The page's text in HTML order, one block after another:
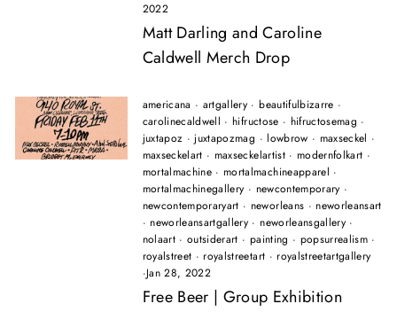
2022
Matt Darling and Caroline
Caldwell Merch Drop
americana · artgallery ·beautifulbizarre ·
carolinecaldwell · hifructose · hifructosemag ·
juxtapoz ·juxtapozmag · lowbrow · maxseckel ·
maxseckelart · maxseckelartist· modernfolkart ·
mortalmachine · mortalmachineapparel ·
mortalmachinegallery · newcontemporary ·
newcontemporaryart · neworleans · neworleansart
· neworleansartgallery · neworleansgallery·
nolaart ·outsiderart · painting · popsurrealism ·
royalstreet · royalstreetart · royalstreetartgallery
·Jan 28, 2022
Free Beer | Group Exhibition